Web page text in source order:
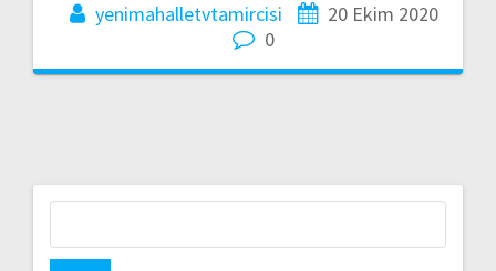
yenimahalletvtamircisi
20 Ekim 2020
0